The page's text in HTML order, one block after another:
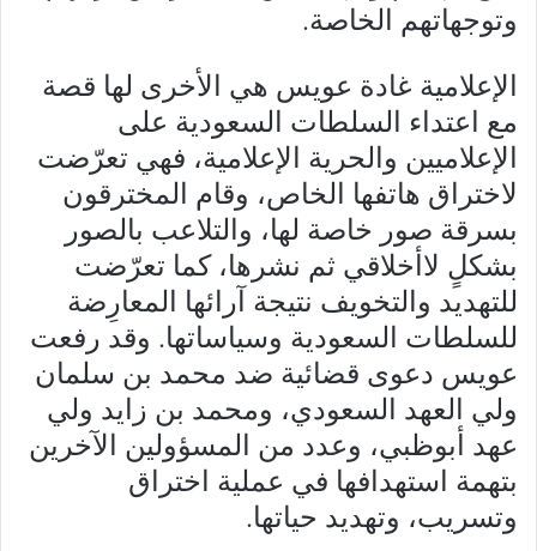
وتوجهاتهم الخاصة.
الإعلامية غادة عويس هي الأخرى لها قصة
مع اعتداء السلطات السعودية على
الإعلاميين والحرية الإعلامية، فهي تعرّضت
لاختراق هاتفها الخاص، وقام المخترقون
بسرقة صور خاصة لها، والتلاعب بالصور
بشكلٍ لاأخلاقي ثم نشرها، كما تعرّضت
للتهديد والتخويف نتيجة آرائها المعارِضة
للسلطات السعودية وسياساتها. وقد رفعت
عويس دعوى قضائية ضد محمد بن سلمان
ولي العهد السعودي، ومحمد بن زايد ولي
عهد أبوظبي، وعدد من المسؤولين الآخرين
بتهمة استهدافها في عملية اختراق
وتسريب، وتهديد حياتها.